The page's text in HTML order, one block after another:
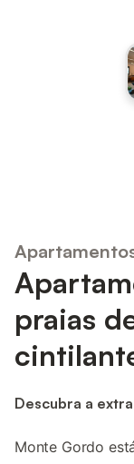
praias
Descubra a
Monte Gordo